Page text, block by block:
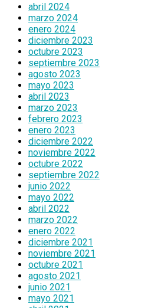
abril 2024
marzo 2024
enero 2024
diciembre 2023
octubre 2023
septiembre 2023
agosto 2023
mayo 2023
abril 2023
marzo 2023
febrero 2023
enero 2023
diciembre 2022
noviembre 2022
octubre 2022
septiembre 2022
junio 2022
mayo 2022
abril 2022
marzo 2022
enero 2022
diciembre 2021
noviembre 2021
octubre 2021
agosto 2021
junio 2021
mayo 2021